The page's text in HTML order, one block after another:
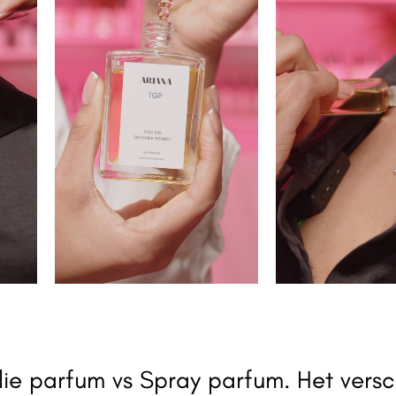
parfum vs Spray parfum. Het